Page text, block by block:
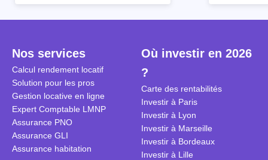
Cependant, il est crucial de
notamment la TVA, afin
d'optimiser cette activité.
la TVA est généralisé pour les
saisonnière dans certaines
conditions. On fait le point dans
cet article.
historique
quelles
pour en
Nos services
Calcul rendement locatif
Solution pour les pros
Gestion locative en ligne
Expert Comptable LMNP
Assurance PNO
Assurance GLI
Assurance habitation
Où investir en 2026
?
Carte des rentabilités
Investir à Paris
Investir à Lyon
Investir à Marseille
Investir à Bordeaux
Investir à Lille